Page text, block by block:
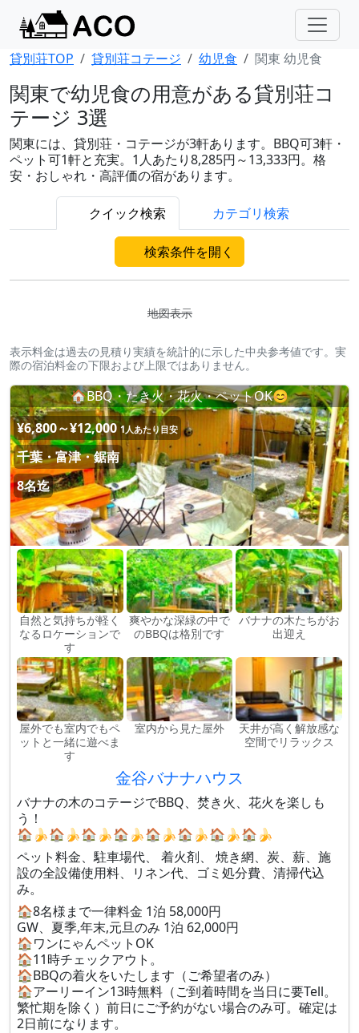
貸別荘TOP 貸別荘コテージ 幼児食 関東 幼児食
関東で幼児食の用意がある貸別荘コ
テージ 3選
関東には、貸別荘・コテージが3軒あります。BBQ可3軒・
ペット可1軒と充実。1人あたり8,285円～13,333円。格
安・おしゃれ・高評価の宿があります。
クイック検索 カテゴリ検索
検索条件を開く
地図表示
表示料金は過去の見積り実績を統計的に示した中央参考値です。実
際の宿泊料金の下限および上限ではありません。
🏠BBQ・たき火・花火・ペットOK😊
¥6,800～¥12,000 1人あたり目安
千葉・富津・鋸南
8名迄
自然と気持ちが軽く
なるロケーションで
す
爽やかな深緑の中で
のBBQは格別です
バナナの木たちがお
出迎え
屋外でも室内でもペ
ットと一緒に遊べま
す
室内から見た屋外
天井が高く解放感な
空間でリラックス
金谷バナナハウス
バナナの木のコテージでBBQ、焚き火、花火を楽しも
う！
🏠🍌🏠🍌🏠🍌🏠🍌🏠🍌🏠🍌🏠🍌🏠🍌
ペット料金、駐車場代、 着火剤、 焼き網、炭、薪、施
設の全設備使用料、リネン代、ゴミ処分費、清掃代込
み。
🏠8名様まで一律料金 1泊 58,000円
GW、夏季,年末,元旦のみ 1泊 62,000円
🏠ワンにゃんペットOK
🏠11時チェックアウト。
🏠BBQの着火をいたします（ご希望者のみ）
🏠アーリーイン13時無料（ご到着時間を当日に要Tell。
繁忙期を除く）前日にご予約がない場合のみ可。確定は
2日前になります。